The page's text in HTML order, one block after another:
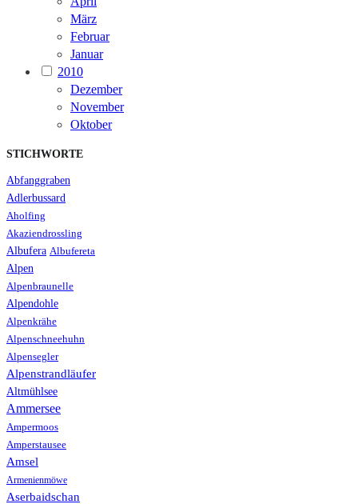
März
Februar
Januar
2010
Dezember
November
Oktober
STICHWORTE
Abfanggraben
Adlerbussard
Aholfing
Akaziendrossling
Albufera Albufereta
Alpen
Alpenbraunelle
Alpendohle
Alpenkrähe
Alpenschneehuhn
Alpensegler
Alpenstrandläufer
Altmühlsee
Ammersee
Ampermoos
Amperstausee
Amsel
Armenienmöwe
Aserbaidschan